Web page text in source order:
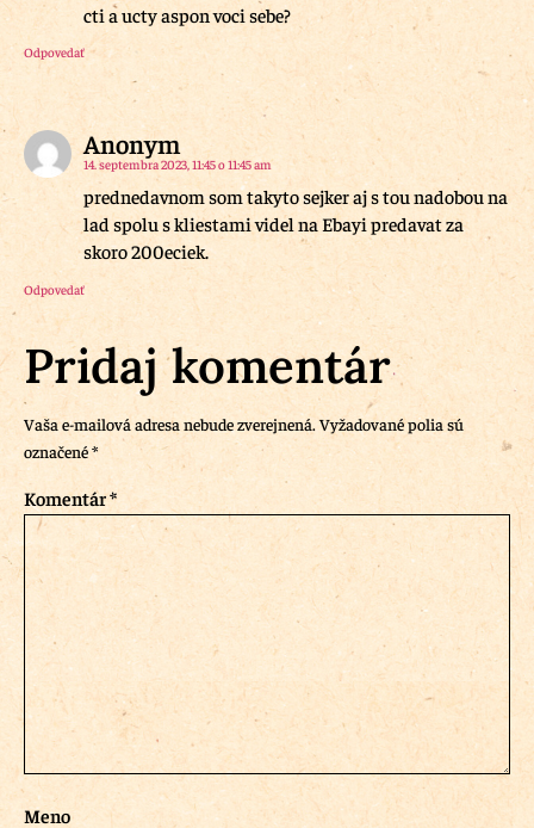
cti a ucty aspon voci sebe?
Odpovedať
Anonym
14. septembra 2023, 11:45 o 11:45 am
prednedavnom som takyto sejker aj s tou nadobou na
lad spolu s kliestami videl na Ebayi predavat za
skoro 200eciek.
Odpovedať
Pridaj komentár
Vaša e-mailová adresa nebude zverejnená. Vyžadované polia sú
označené*
Komentár*
Meno